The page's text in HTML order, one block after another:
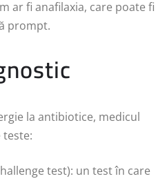
ar fi anafilaxia, care poate fi
prompt.
la antibiotice, medicul
test): un test în care